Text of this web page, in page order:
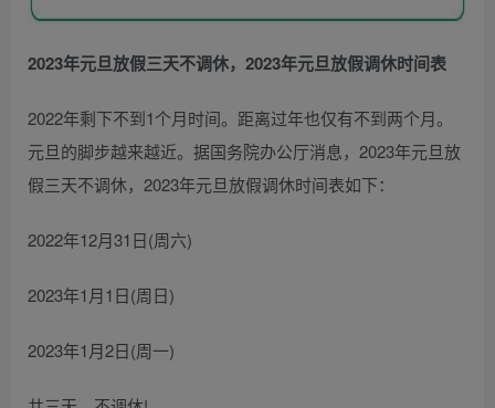
2023年元旦放假三天不调休，2023年元旦放假调休时间表
2022年剩下不到1个月时间。距离过年也仅有不到两个月。
元旦的脚步越来越近。据国务院办公厅消息，2023年元旦放
假三天不调休，2023年元旦放假调休时间表如下：
2022年12月31日(周六)
2023年1月1日(周日)
2023年1月2日(周一)